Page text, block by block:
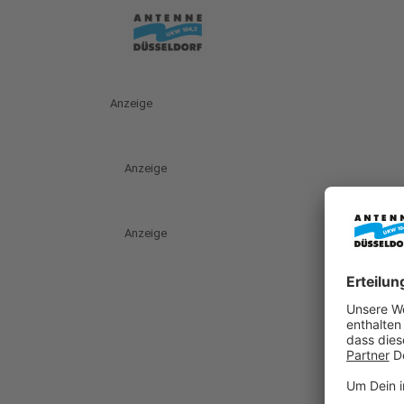
Anzeige
Anzeige
Anzeige